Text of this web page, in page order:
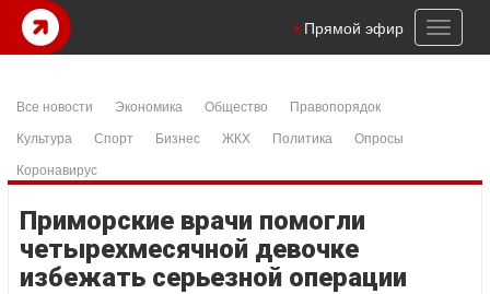
Toggle
Прямой эфир
Все новости Экономика Общество
Правопорядок
Культура
Спорт Бизнес ЖКХ Политика
Опросы
Коронавирус
Приморские врачи помогли
четырехмесячной девочке
избежать серьезной операции